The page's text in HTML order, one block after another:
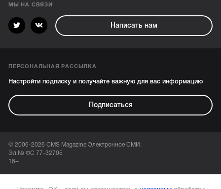
МЫ НА СВЯЗИ
Написать нам
ПЕРСОНАЛЬНАЯ РАССЫЛКА
Настройти подписку и получайте важную для вас информацию
Подписаться
© 2006-2026 CMS Magazine Электронное СМИ.
Эл № ФС 77-32705
18+